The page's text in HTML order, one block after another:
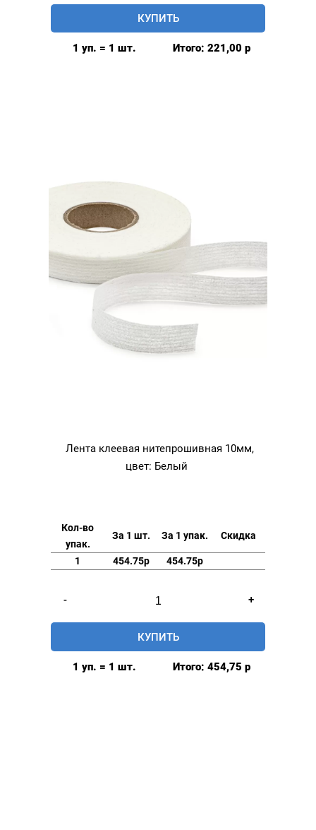
Паутинка
клеевая,
20мм,цвет:
КУПИТЬ
1 уп. = 1 шт. Итого: 221,00 р
Лента клеевая нитепрошивная 10мм,
цвет: Белый
Кол-во
упак.
За 1 шт. За 1 упак. Скидка
1 454.75р 454.75р
-
товара
Лента
клеевая
нитепрошивная
+
КУПИТЬ
1 уп. = 1 шт. Итого: 454,75 р